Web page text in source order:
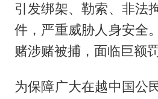
引发绑架、勒索、非法
件，严重威胁人身安全
赌涉赌被捕，面临巨额
为保障广大在越中国公